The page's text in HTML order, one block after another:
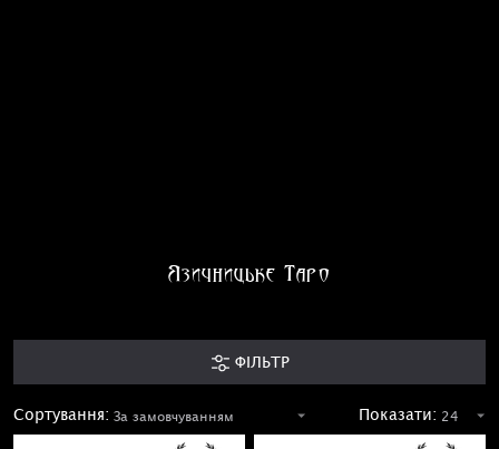
Язичницьке Таро
ФІЛЬТР
Сортування: Показати: